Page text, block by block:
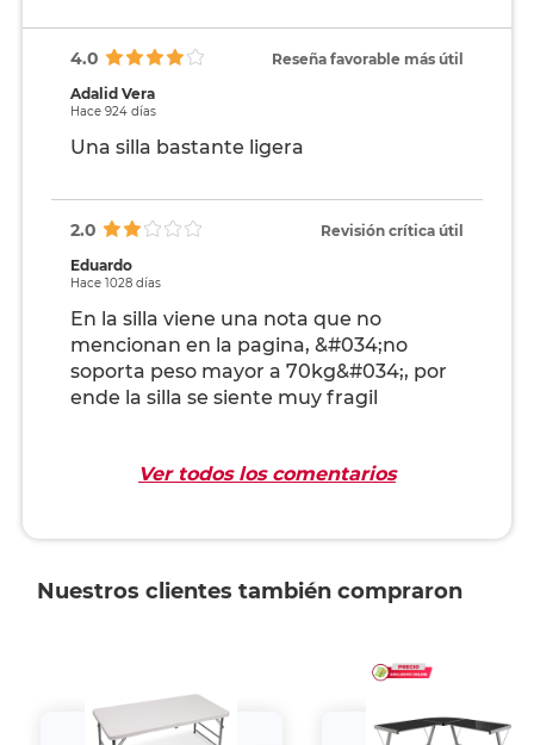
4.0
Reseña favorable más útil
Adalid Vera
Hace 924 días
Una silla bastante ligera
2.0
Revisión crítica útil
Eduardo
Hace 1028 días
En la silla viene una nota que no
mencionan en la pagina, &#034;no
soporta peso mayor a 70kg&#034;, por
ende la silla se siente muy fragil
Ver todos los comentarios
Nuestros clientes también compraron